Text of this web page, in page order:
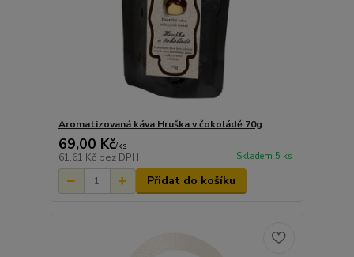
Aromatizovaná káva Hruška v čokoládě 70g
69,00 Kč/ks
61,61 Kč bez DPH Skladem 5 ks
Přidat do košíku